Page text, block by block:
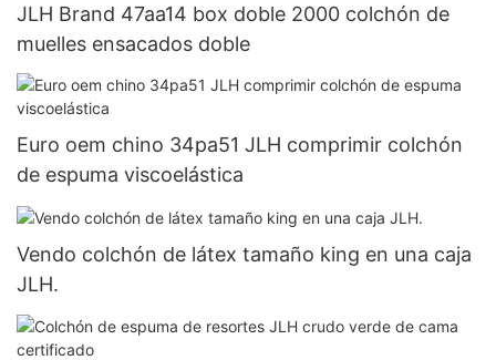
JLH Brand 47aa14 box doble 2000 colchón de
muelles ensacados doble
Euro oem chino 34pa51 JLH comprimir colchón
de espuma viscoelástica
Vendo colchón de látex tamaño king en una caja
JLH.